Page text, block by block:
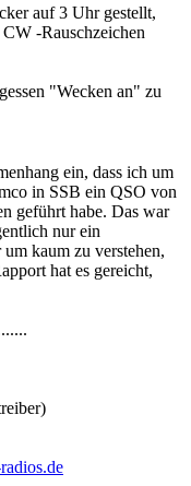
auf 3 Uhr gestellt,
-Rauschzeichen
"Wecken an" zu
ein, dass ich um
in SSB ein QSO von
geführt habe. Das war
nur ein
kaum zu verstehen,
hat es gereicht,